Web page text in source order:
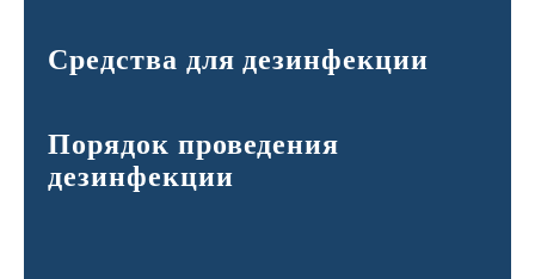
Средства для дезинфекции
Порядок проведения
дезинфекции